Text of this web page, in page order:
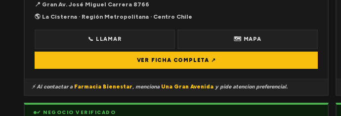
📍 Gran Av. José Miguel Carrera 8766
🌎 La Cisterna · Región Metropolitana · Centro Chile
📞 LLAMAR 🗺 MAPA
VER FICHA COMPLETA ↗
⚡ Al contactar a Farmacia Bienestar, menciona Una Gran Avenida y pide atencion preferencial.
✔ NEGOCIO VERIFICADO